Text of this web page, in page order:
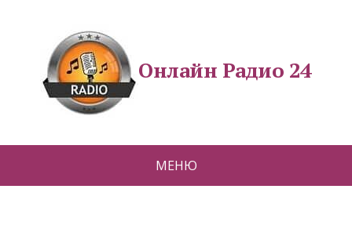
Онлайн Радио 24
МЕНЮ